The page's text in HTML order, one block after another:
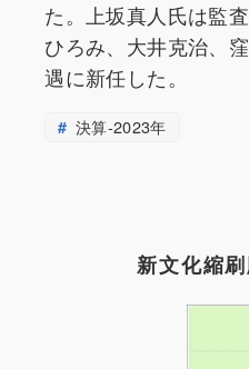
た。上坂真人氏は監
ひろみ、大井克治、
遇に新任した。
決算-2023年
新文化縮